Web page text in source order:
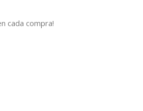
cada compra!